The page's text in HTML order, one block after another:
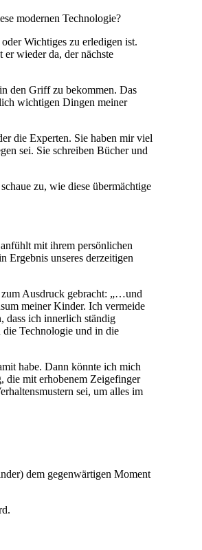
modernen Technologie?
Wichtiges zu erledigen ist.
wieder da, der nächste
den Griff zu bekommen. Das
wichtigen Dingen meiner
die Experten. Sie haben mir viel
sei. Sie schreiben Bücher und
zu, wie diese übermächtige
mit ihrem persönlichen
Ergebnis unseres derzeitigen
zum Ausdruck gebracht: „…und
meiner Kinder. Ich vermeide
dass ich innerlich ständig
die Technologie und in die
habe. Dann könnte ich mich
die mit erhobenem Zeigefinger
sei, um alles im
dem gegenwärtigen Moment